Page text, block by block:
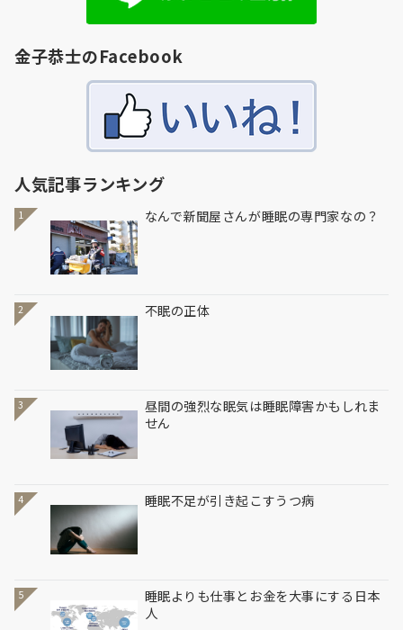
金子恭士のFacebook
人気記事ランキング
1 なんで新聞屋さんが睡眠の専門家なの？
2 不眠の正体
3
昼間の強烈な眠気は睡眠障害かもしれま
せん
4 睡眠不足が引き起こすうつ病
5
睡眠よりも仕事とお金を大事にする日本
人